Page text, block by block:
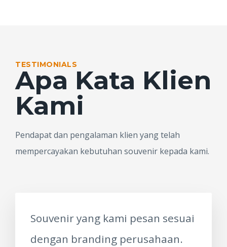
TESTIMONIALS
Apa Kata Klien
Kami
Pendapat dan pengalaman klien yang telah
mempercayakan kebutuhan souvenir kepada kami.
Souvenir yang kami pesan sesuai
dengan branding perusahaan.